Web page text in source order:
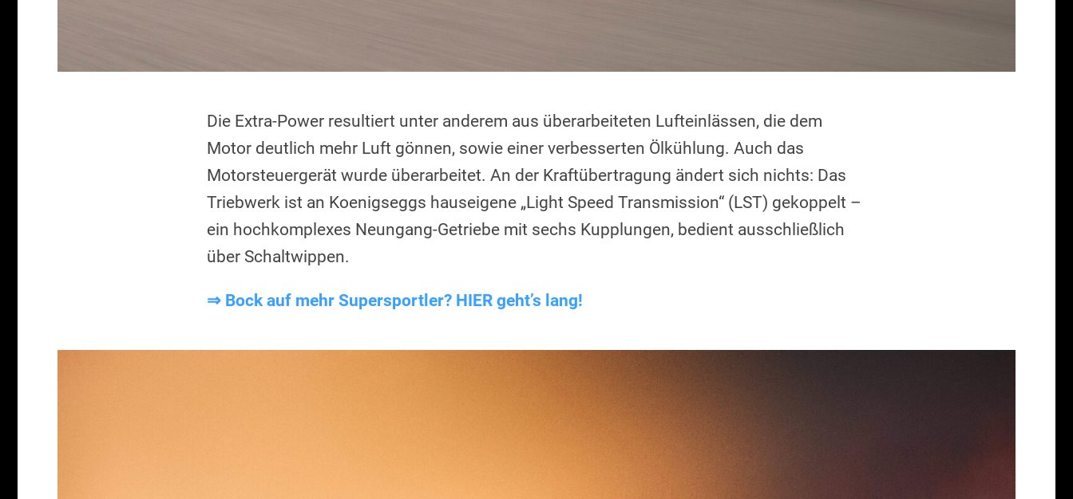
Die Extra-Power resultiert unter anderem aus überarbeiteten Lufteinlässen, die dem
Motor deutlich mehr Luft gönnen, sowie einer verbesserten Ölkühlung. Auch das
Motorsteuergerät wurde überarbeitet. An der Kraftübertragung ändert sich nichts: Das
Triebwerk ist an Koenigseggs hauseigene „Light Speed Transmission“ (LST) gekoppelt –
ein hochkomplexes Neungang-Getriebe mit sechs Kupplungen, bedient ausschließlich
über Schaltwippen.
⇒ Bock auf mehr Supersportler? HIER geht’s lang!